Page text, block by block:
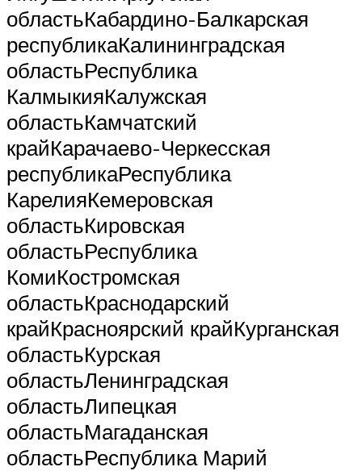
областьКабардино-Балкарская
республикаКалининградская
областьРеспублика
КалмыкияКалужская
областьКамчатский
крайКарачаево-Черкесская
республикаРеспублика
КарелияКемеровская
областьКировская
областьРеспублика
КомиКостромская
областьКраснодарский
крайКрасноярский крайКурганская
областьКурская
областьЛенинградская
областьЛипецкая
областьМагаданская
областьРеспублика Марий